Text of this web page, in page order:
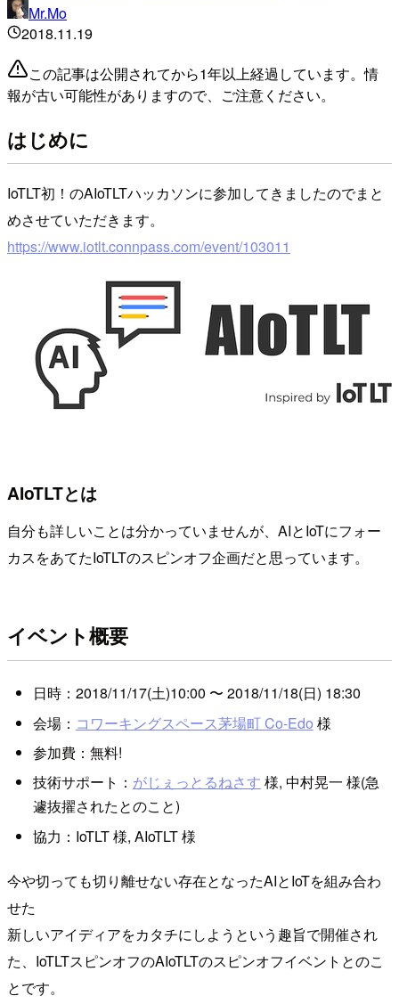
Mr.Mo
2018.11.19
この記事は公開されてから1年以上経過しています。情
報が古い可能性がありますので、ご注意ください。
はじめに
IoTLT初！のAIoTLTハッカソンに参加してきましたのでまと
めさせていただきます。
https://www.iotlt.connpass.com/event/103011
AIoTLTとは
自分も詳しいことは分かっていませんが、AIとIoTにフォー
カスをあてたIoTLTのスピンオフ企画だと思っています。
イベント概要
日時：2018/11/17(土)10:00 〜 2018/11/18(日) 18:30
会場： コワーキングスペース茅場町 Co-Edo 様
参加費：無料!
技術サポート： がじぇっとるねさす 様, 中村晃一 様(急
遽抜擢されたとのこと)
協力：IoTLT 様, AIoTLT 様
今や切っても切り離せない存在となったAIとIoTを組み合わ
せた
新しいアイディアをカタチにしようという趣旨で開催され
た、IoTLTスピンオフのAIoTLTのスピンオフイベントとのこ
とです。